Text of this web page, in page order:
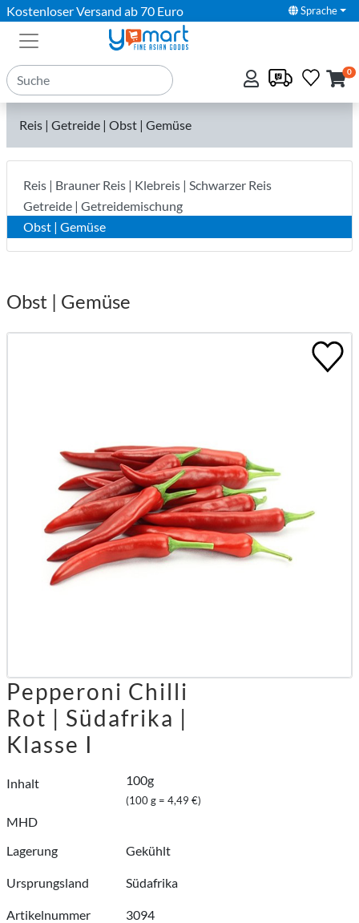
Kostenloser Versand ab 70 Euro Sprache
0
Reis | Getreide | Obst | Gemüse
Reis | Brauner Reis | Klebreis | Schwarzer Reis
Getreide | Getreidemischung
Obst | Gemüse
Obst | Gemüse
Pepperoni Chilli
Rot | Südafrika |
Klasse I
Inhalt 100g
(100 g = 4,49 €)
MHD
Lagerung
Gekühlt
Ursprungsland Südafrika
Artikelnummer 3094